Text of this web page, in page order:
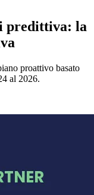
predittiva: la
proattivo basato
al 2026.